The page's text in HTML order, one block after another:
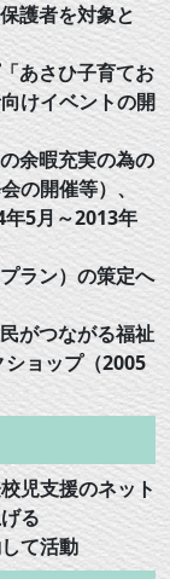
護者を対象と
あさひ子育てお
けイベントの開
余暇充実の為の
の開催等）、
5月～2013年
ラン）の策定へ
がつながる福祉
ョップ（2005
児支援のネット
る
て活動